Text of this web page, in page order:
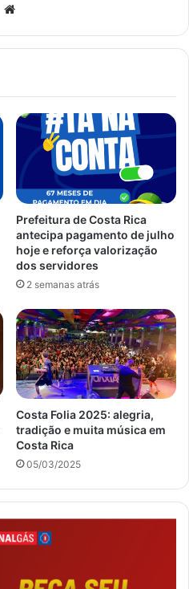
Prefeitura de Costa Rica
antecipa pagamento de julho
hoje e reforça valorização
dos servidores
2 semanas atrás
Costa Folia 2025: alegria,
tradição e muita música em
Costa Rica
05/03/2025